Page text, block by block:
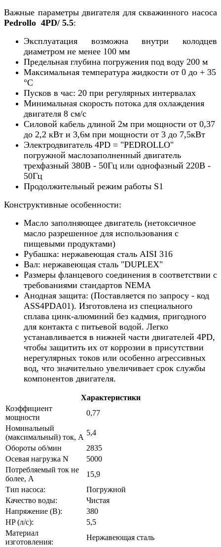
Важные параметры двигателя для скважинного насоса
Pedrollo 4PD/ 5.5:
Эксплуатация возможна внутри колодцев
диаметром не менее 100 мм
Предельная глубина погружения под воду 200 м
Максимальная температура жидкости от 0 до + 35
°С
Пусков в час: 20 при регулярных интервалах
Минимальная скорость потока для охлаждения
двигателя 8 см/с
Силовой кабель длиной 2м при мощности от 0,37
до 2,2 кВт и 3,6м при мощности от 3 до 7,5кВт
Электродвигатель 4PD = "PEDROLLO"
погружной маслозаполненный двигатель
трехфазный 380В - 50Гц или однофазный 220В -
50Гц
Продолжительный режим работы S1
Конструктивные особенности:
Масло заполняющее двигатель (нетоксичное
масло разрешенное для использования с
пищевыми продуктами)
Рубашка: нержавеющая сталь AISI 316
Вал: нержавеющая сталь "DUPLEX"
Размеры фланцевого соединения в соответствии с
требованиями стандартов NEMA
Анодная защита: (Поставляется по запросу - код
ASS4PDA01). Изготовлена из специального
сплава цинк-алюминий без кадмия, пригодного
для контакта с питьевой водой. Легко
устанавливается в нижней части двигателей 4PD,
чтобы защитить их от коррозии в присутствии
нерегулярных токов или особенно агрессивных
вод, что значительно увеличивает срок службы
компонентов двигателя.
Характеристики
Коэффициент
мощности
0,77
Номинальный
(максимальный) ток, А
5,4
Обороты об/мин
2835
Осевая нагрузка N
5000
Потребляемый ток не
более, А
15,9
Тип насоса:
Погружной
Качество воды:
Чистая
Напряжение (В):
380
HP (л/с):
5,5
Материал
изготовления:
Нержавеющая сталь